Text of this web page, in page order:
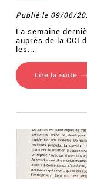
Publié le 09/06/
La semaine
auprès de la CCI
les...
Lire la suite